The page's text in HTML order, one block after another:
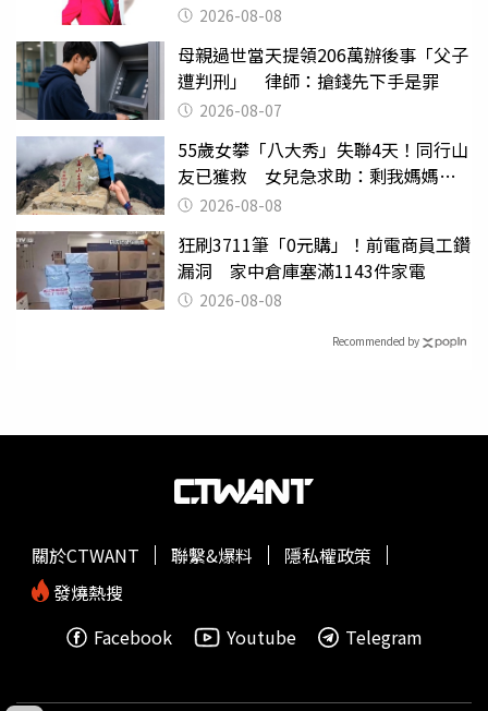
2026-08-08
母親過世當天提領206萬辦後事「父子
遭判刑」 律師：搶錢先下手是罪
2026-08-07
55歲女攀「八大秀」失聯4天！同行山
友已獲救 女兒急求助：剩我媽媽還
沒找到
2026-08-08
狂刷3711筆「0元購」！前電商員工鑽
漏洞 家中倉庫塞滿1143件家電
2026-08-08
Recommended by
關於CTWANT 聯繫&爆料
隱私權政策
發燒熱搜
Facebook
Youtube Telegram